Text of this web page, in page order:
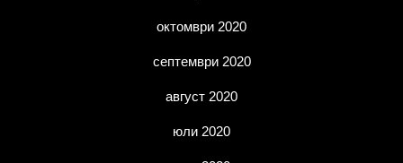
октомври 2020
септември 2020
август 2020
юли 2020